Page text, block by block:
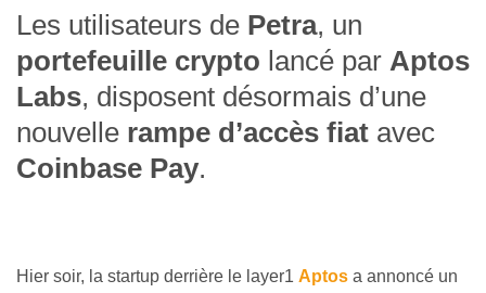
Les utilisateurs de Petra, un
portefeuille crypto lancé par Aptos
Labs, disposent désormais d’une
nouvelle rampe d’accès fiat avec
Coinbase Pay.
Hier soir, la startup derrière le layer1 Aptos a annoncé un